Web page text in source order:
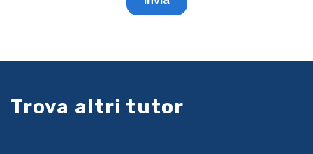
Trova altri tutor